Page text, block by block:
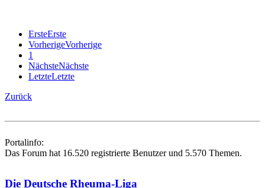
ErsteErste
VorherigeVorherige
1
NächsteNächste
LetzteLetzte
Zurück
Portalinfo:
Das Forum hat 16.520 registrierte Benutzer und 5.570 Themen.
Die Deutsche Rheuma-Liga